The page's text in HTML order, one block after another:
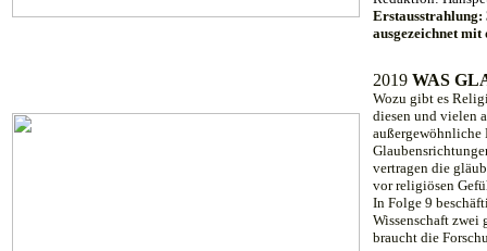
Erstausstrahlung:
ausgezeichnet
2019 WAS
Wozu gibt es
diesen und vielen
außergewöhnliche
vertragen die
vor religiösen
In Folge 9
Wissenschaft zwei
braucht die